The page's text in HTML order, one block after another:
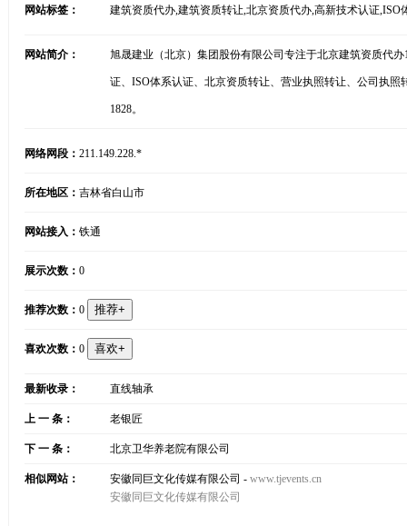
网站标签： 建筑资质代办,建筑资质转让,北京资质代办,高新技术认证,ISO
网站简介： 旭晟建业（北京）集团股份有限公司专注于北京建筑资质代
证、ISO体系认证、北京资质转让、营业执照转让、公司执
1828。
网络网段： 211.149.228.*
所在地区： 吉林省白山市
网站接入： 铁通
展示次数： 0
推荐次数： 0
喜欢次数： 0
最新收录： 直线轴承
上 一 条： 老银匠
下 一 条： 北京卫华养老院有限公司
相似网站： 安徽同巨文化传媒有限公司 - www.tjevents.cn
安徽同巨文化传媒有限公司